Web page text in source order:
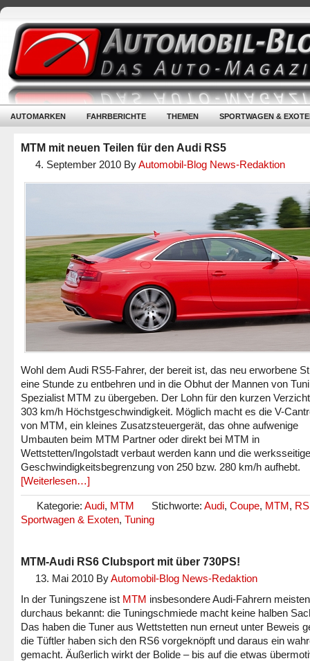
AUTOMARKEN FAHRBERICHTE THEMEN SPORTWAGEN &
MTM mit neuen Teilen für den Audi RS5
4. September 2010 ByAutomobil-Blog News-Redaktion
Wohl dem Audi RS5-Fahrer, der bereit ist, das neu erworbene
eine Stunde zu entbehren und in die Obhut der Mannen von
Spezialist MTM zu übergeben. Der Lohn für den kurzen
303 km/h Höchstgeschwindigkeit. Möglich macht es die V-
von MTM, ein kleines Zusatzsteuergerät, das ohne aufwenige
Umbauten beim MTM Partner oder direkt bei MTM in
Wettstetten/Ingolstadt verbaut werden kann und die werksseitige
Geschwindigkeitsbegrenzung von 250 bzw. 280 km/h aufhebt.
[Weiterlesen…]
Kategorie: Audi, MTM Stichworte: Audi, Coupe, MTM,
Sportwagen & Exoten, Tuning
MTM-Audi RS6 Clubsport mit über 730PS!
13. Mai 2010 ByAutomobil-Blog News-Redaktion
In der Tuningszene ist MTM insbesondere Audi-Fahrern
durchaus bekannt: die Tuningschmiede macht keine halben
Das haben die Tuner aus Wettstetten nun erneut unter Beweis
die Tüftler haben sich den RS6 vorgeknöpft und daraus ein
gemacht. Äußerlich wirkt der Bolide – bis auf die etwas